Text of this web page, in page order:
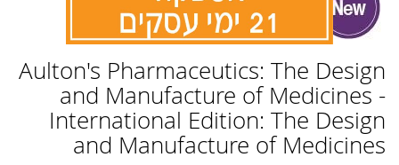
Aulton's Pharmaceutics: The Design
and Manufacture of Medicines -
International Edition: The Design
and Manufacture of Medicines
להתחלה
גלריית
תמונות